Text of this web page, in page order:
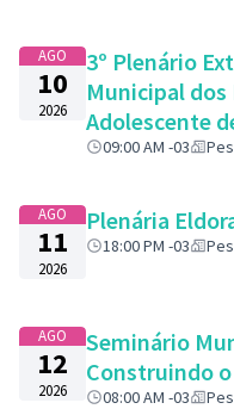
AGO
10
2026
3º Plenário
Municipal dos
Adolescente
09:00 AM -03
AGO
11
2026
Plenária
18:00 PM -03
AGO
12
2026
Seminário
Construindo
08:00 AM -03